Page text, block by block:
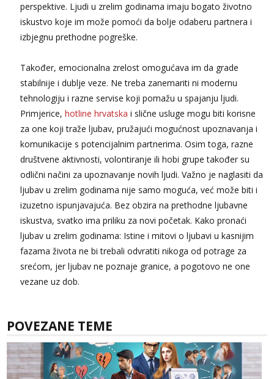
perspektive. Ljudi u zrelim godinama imaju bogato životno
iskustvo koje im može pomoći da bolje odaberu partnera i
izbjegnu prethodne pogreške.
Također, emocionalna zrelost omogućava im da grade
stabilnije i dublje veze. Ne treba zanemariti ni modernu
tehnologiju i razne servise koji pomažu u spajanju ljudi.
Primjerice, hotline hrvatska i slične usluge mogu biti korisne
za one koji traže ljubav, pružajući mogućnost upoznavanja i
komunikacije s potencijalnim partnerima. Osim toga, razne
društvene aktivnosti, volontiranje ili hobi grupe također su
odlični načini za upoznavanje novih ljudi. Važno je naglasiti da
ljubav u zrelim godinama nije samo moguća, već može biti i
izuzetno ispunjavajuća. Bez obzira na prethodne ljubavne
iskustva, svatko ima priliku za novi početak. Kako pronaći
ljubav u zrelim godinama: Istine i mitovi o ljubavi u kasnijim
fazama života ne bi trebali odvratiti nikoga od potrage za
srećom, jer ljubav ne poznaje granice, a pogotovo ne one
vezane uz dob.
POVEZANE TEME